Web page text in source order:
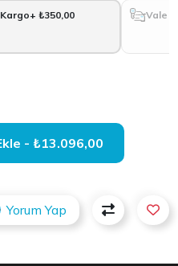
Kargo+ ₺350,00 Vale
Sepete Ekle - ₺13.096,00
Yorum Yap